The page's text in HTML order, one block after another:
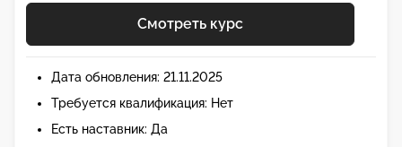
Смотреть курс
Дата обновления: 21.11.2025
Требуется квалификация: Нет
Есть наставник: Да